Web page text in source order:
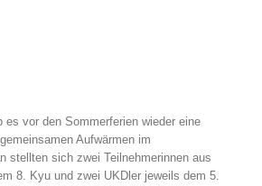
es vor den Sommerferien wieder eine
Aufwärmen im
stellten sich zwei Teilnehmerinnen aus
8. Kyu und zwei UKDler jeweils dem 5.